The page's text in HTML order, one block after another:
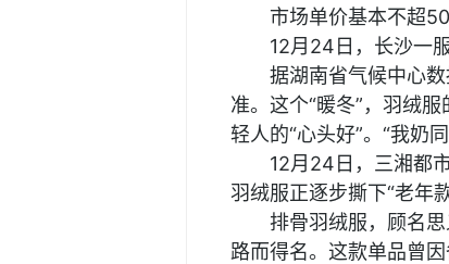
市场单价基本不超
12月24日，长沙一
据湖南省气候中心
准。这个“暖冬”，羽绒
轻人的“心头好”。“我奶
12月24日，三湘都
羽绒服正逐步撕下“老年
排骨羽绒服，顾名
路而得名。这款单品曾